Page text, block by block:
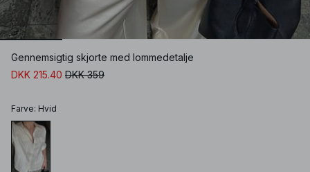
Gennemsigtig skjorte med lommedetalje
DKK 215.40 DKK 359
Farve: Hvid